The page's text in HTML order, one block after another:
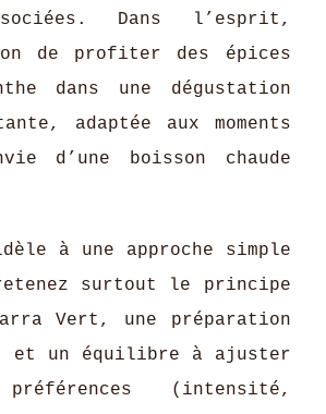
Dans l’esprit,
de profiter des épices
dans une dégustation
adaptée aux moments
d’une boisson chaude
à une approche simple
surtout le principe
Vert, une préparation
et un équilibre à ajuster
(intensité,